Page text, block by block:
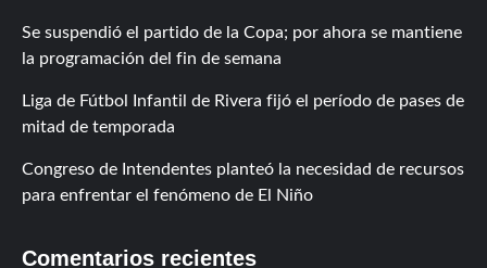
Se suspendió el partido de la Copa; por ahora se mantiene
la programación del fin de semana
Liga de Fútbol Infantil de Rivera fijó el período de pases de
mitad de temporada
Congreso de Intendentes planteó la necesidad de recursos
para enfrentar el fenómeno de El Niño
Comentarios recientes